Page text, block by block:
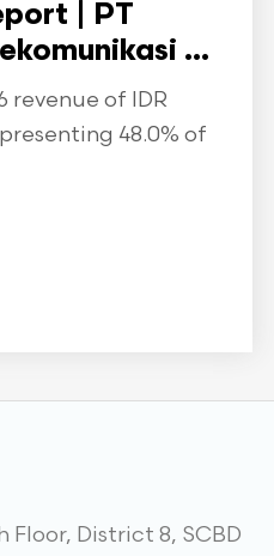
| PT
...
revenue of IDR
48.0% of
Floor, District 8, SCBD